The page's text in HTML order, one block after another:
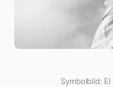
Symbolbild: